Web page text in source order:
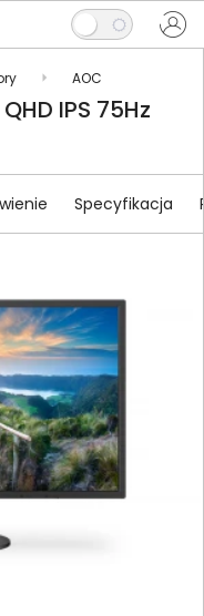
AOC
IPS 75Hz
Specyfikacja